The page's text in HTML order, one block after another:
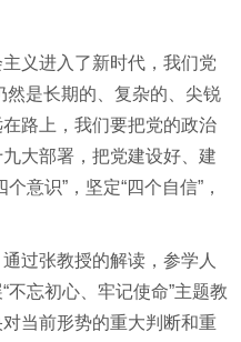
义进入了新时代，我们党
然是长期的、复杂的、尖锐
路上，我们要把党的政治
大部署，把党建设好、建
意识”，坚定“四个自信”，
过张教授的解读，参学人
不忘初心、牢记使命”主题教
当前形势的重大判断和重